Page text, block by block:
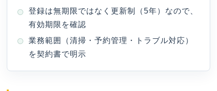
登録は無期限ではなく更新制（5年）なので、
有効期限を確認
業務範囲（清掃・予約管理・トラブル対応）
を契約書で明示